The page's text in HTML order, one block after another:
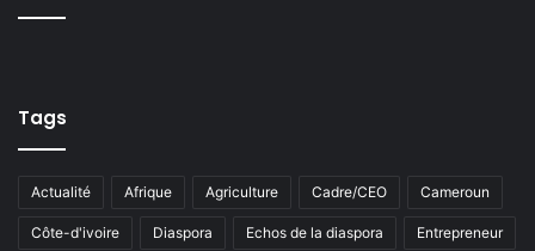
Tags
Actualité Afrique Agriculture Cadre/CEO Cameroun
Côte-d'ivoire Diaspora Echos de la diaspora Entrepreneur